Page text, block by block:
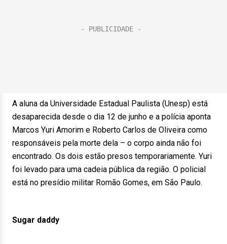
A aluna da Universidade Estadual Paulista (Unesp) está
desaparecida desde o dia 12 de junho e a polícia aponta
Marcos Yuri Amorim e Roberto Carlos de Oliveira como
responsáveis pela morte dela – o corpo ainda não foi
encontrado. Os dois estão presos temporariamente. Yuri
foi levado para uma cadeia pública da região. O policial
está no presídio militar Romão Gomes, em São Paulo.
Sugar daddy